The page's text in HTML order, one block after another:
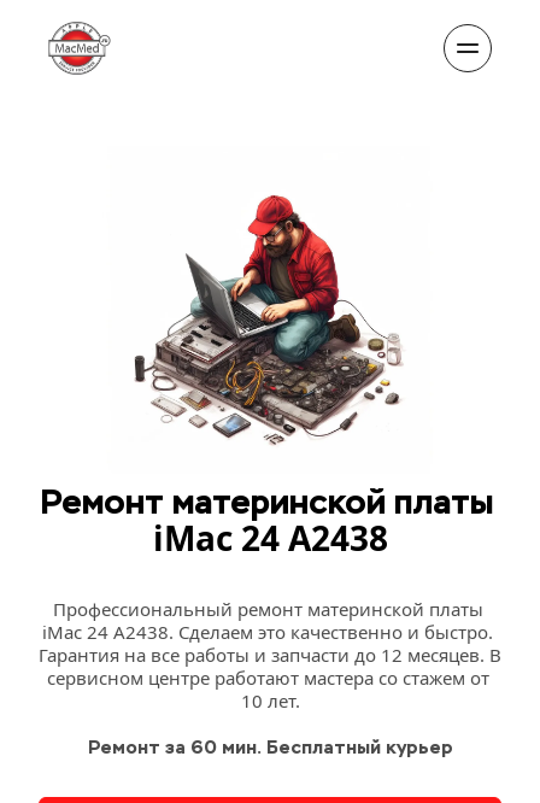
Ремонт материнской платы
iMac 24 A2438
Профессиональный ремонт материнской платы
iMac 24 A2438. Сделаем это качественно и быстро.
Гарантия на все работы и запчасти до 12 месяцев. В
сервисном центре работают мастера со стажем от
10 лет.
Ремонт за 60 мин. Бесплатный курьер